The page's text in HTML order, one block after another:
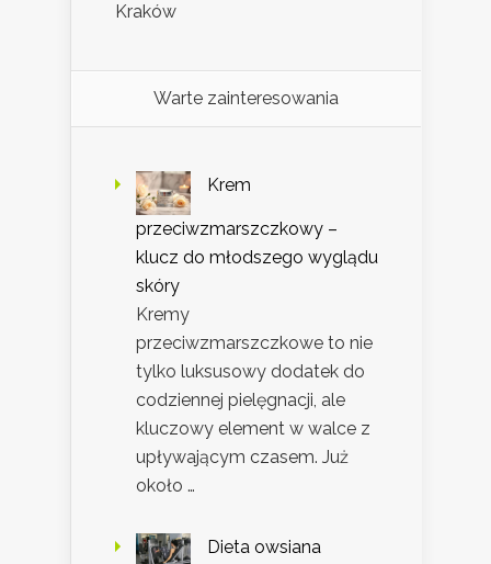
Kraków
Warte zainteresowania
Krem
przeciwzmarszczkowy –
klucz do młodszego wyglądu
skóry
Kremy
przeciwzmarszczkowe to nie
tylko luksusowy dodatek do
codziennej pielęgnacji, ale
kluczowy element w walce z
upływającym czasem. Już
około …
Dieta owsiana